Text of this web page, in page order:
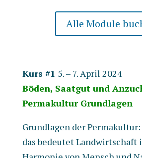
Alle Module
Kurs #1 5. – 7. April 2024
Böden, Saatgut und
Permakultur Grundlagen
Grundlagen der
das bedeutet Landwirtschaft